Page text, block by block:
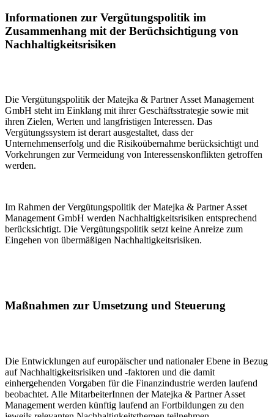
Informationen zur Vergütungspolitik im
Zusammenhang mit der Berüchsichtigung von
Nachhaltigkeitsrisiken
Die Vergütungspolitik der Matejka & Partner Asset Management
GmbH steht im Einklang mit ihrer Geschäftsstrategie sowie mit
ihren Zielen, Werten und langfristigen Interessen. Das
Vergütungssystem ist derart ausgestaltet, dass der
Unternehmenserfolg und die Risikoübernahme berücksichtigt und
Vorkehrungen zur Vermeidung von Interessenskonflikten getroffen
werden.
Im Rahmen der Vergütungspolitik der Matejka & Partner Asset
Management GmbH werden Nachhaltigkeitsrisiken entsprechend
berücksichtigt. Die Vergütungspolitik setzt keine Anreize zum
Eingehen von übermäßigen Nachhaltigkeitsrisiken.
Maßnahmen zur Umsetzung und Steuerung
Die Entwicklungen auf europäischer und nationaler Ebene in Bezug
auf Nachhaltigkeitsrisiken und -faktoren und die damit
einhergehenden Vorgaben für die Finanzindustrie werden laufend
beobachtet. Alle MitarbeiterInnen der Matejka & Partner Asset
Management werden künftig laufend an Fortbildungen zu den